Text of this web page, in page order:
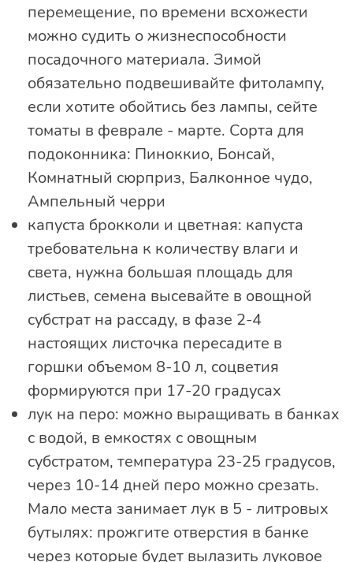
перемещение, по времени всхожести
можно судить о жизнеспособности
посадочного материала. Зимой
обязательно подвешивайте фитолампу,
если хотите обойтись без лампы, сейте
томаты в феврале - марте. Сорта для
подоконника: Пиноккио, Бонсай,
Комнатный сюрприз, Балконное чудо,
Ампельный черри
капуста брокколи и цветная: капуста
требовательна к количеству влаги и
света, нужна большая площадь для
листьев, семена высевайте в овощной
субстрат на рассаду, в фазе 2-4
настоящих листочка пересадите в
горшки объемом 8-10 л, соцветия
формируются при 17-20 градусах
лук на перо: можно выращивать в банках
с водой, в емкостях с овощным
субстратом, температура 23-25 градусов,
через 10-14 дней перо можно срезать.
Мало места занимает лук в 5 - литровых
бутылях: прожгите отверстия в банке
через которые будет вылазить луковое